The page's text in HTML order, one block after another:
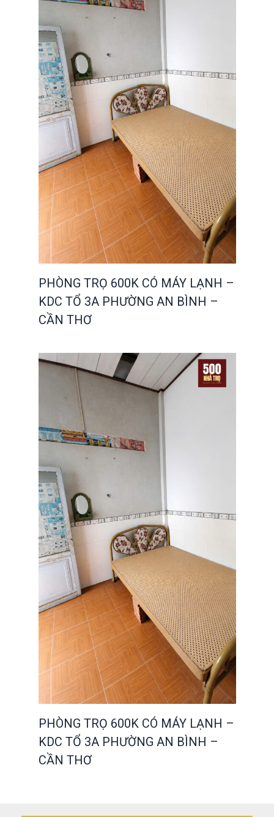
PHÒNG TRỌ 600K CÓ MÁY LẠNH –
KDC TỔ 3A PHƯỜNG AN BÌNH –
CẦN THƠ
PHÒNG TRỌ 600K CÓ MÁY LẠNH –
KDC TỔ 3A PHƯỜNG AN BÌNH –
CẦN THƠ